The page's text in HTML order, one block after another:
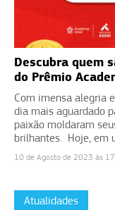
Descubra quem
do Prêmio
Com imensa alegria
dia mais aguardado
paixão moldaram
brilhantes. Hoje, em
10 de Agosto de 2023 às
Atualidades